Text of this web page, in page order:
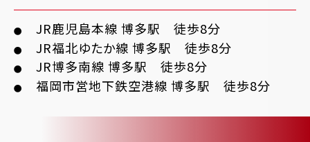
● JR鹿児島本線 博多駅 徒歩8分
● JR福北ゆたか線 博多駅 徒歩8分
● JR博多南線 博多駅 徒歩8分
● 福岡市営地下鉄空港線 博多駅 徒歩8分